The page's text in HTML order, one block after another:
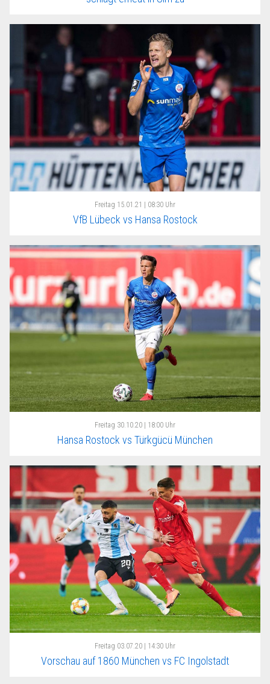
Freitag 15.01.21 | 08:30 Uhr
VfB Lübeck vs Hansa Rostock
Freitag 30.10.20 | 18:00 Uhr
Hansa Rostock vs Türkgücü München
Freitag 03.07.20 | 14:30 Uhr
Vorschau auf 1860 München vs FC Ingolstadt